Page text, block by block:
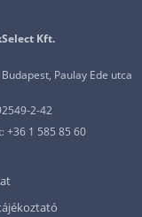
Kft.
Paulay Ede utca
2-42
+36 1 585 85 60